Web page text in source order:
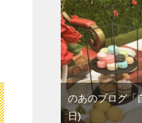
のあのブログ「
日